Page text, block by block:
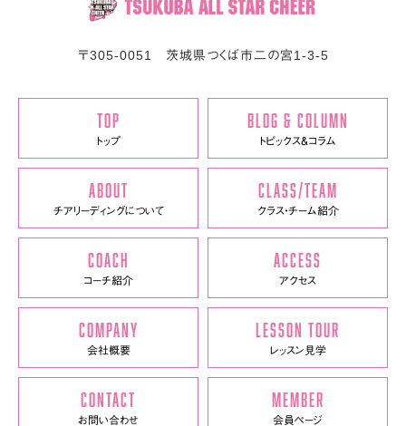
〒305-0051 茨城県つくば市二の宮1-3-5
TOP
トップ
BLOG & COLUMN
トピックス＆コラム
ABOUT
チアリーディングについて
CLASS/TEAM
クラス・チーム紹介
COACH
コーチ紹介
ACCESS
アクセス
COMPANY
会社概要
LESSON TOUR
レッスン見学
CONTACT
お問い合わせ
MEMBER
会員ページ